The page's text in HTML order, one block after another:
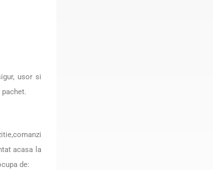
usor si
acasa la
de: